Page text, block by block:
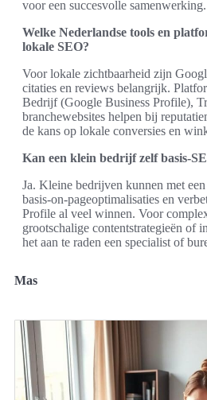
voor een succesvolle samenwerking.
Welke Nederlandse tools en
lokale SEO?
Voor lokale zichtbaarheid zijn
citaties en reviews belangrijk.
Bedrijf (Google Business Profile),
branchewebsites helpen bij
de kans op lokale conversies en
Kan een klein bedrijf zelf
Ja. Kleine bedrijven kunnen met
basis‑on‑pageoptimalisaties en
Profile al veel winnen. Voor
grootschalige contentstrategieën of
het aan te raden een specialist of
Mas